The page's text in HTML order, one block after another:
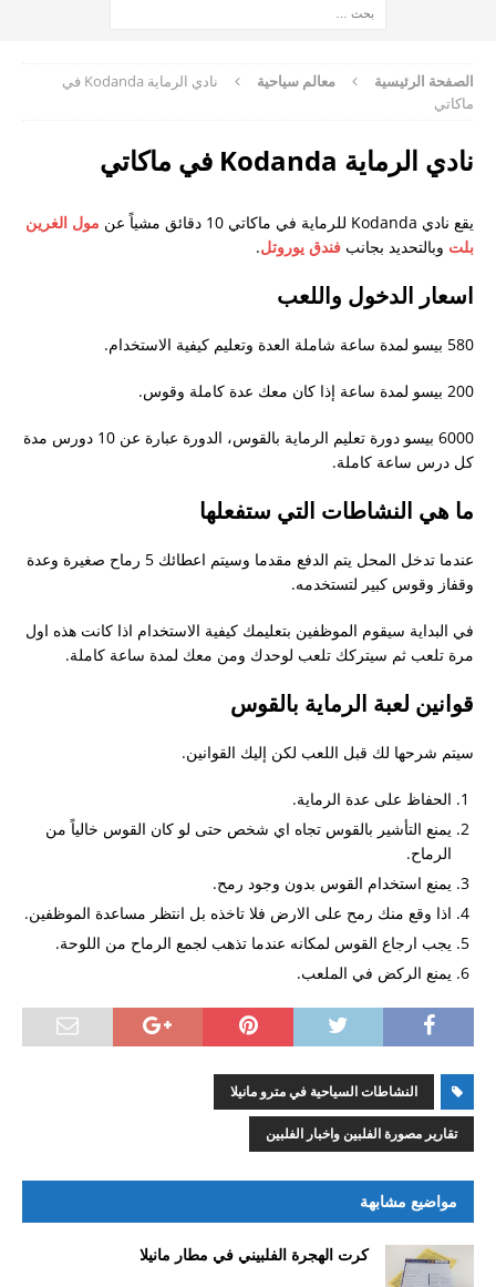
فيزا للفليبين للسوريين
الدول المسموحه لجواز الفلبين
إستفسار حول الفيزا بالنسبة للسعوديين
هل توافق السلطات السعودية على استقدام زوجة
كاثوليكية متزوجة من مسلم؟ و هل ذلك يتطلب اختيار
مسيحية في طلب الاستقدام؟
يرغب في الإقامة في الفلبين
دراسة القانون في الفلبين
طلب مشوره ومساعدة
حصول على فيزا الي الفلبين و انا لبناني
طريقة حصول الجزائري على تأشيرة الفلبين
بوراكاي
اريد عناوين الفنادق الاقتصادية في مانيلا
دراسة الطب في الفلبين
دراسة العلاج الطبيعي
زواج مغربية من سعودي
ليش اغلب الامريكان والاوروبيين معهم فلبينيات
تأشيره الفلبين في عام 2018
الصفحة الرئيسية معالم سياحية
نادي الرماية Kodanda في
ماكاتي
نادي الرماية Kodanda في ماكاتي
يقع نادي Kodanda للرماية في ماكاتي 10 دقائق مشياً عن
مول الغرين
بلت وبالتحديد بجانب فندق يوروتل.
اسعار الدخول واللعب
580 بيسو لمدة ساعة شاملة العدة وتعليم كيفية الاستخدام.
200 بيسو لمدة ساعة إذا كان معك عدة كاملة وقوس.
6000 بيسو دورة تعليم الرماية بالقوس، الدورة عبارة عن 10 دورس مدة
كل درس ساعة كاملة.
ما هي النشاطات التي ستفعلها
عندما تدخل المحل يتم الدفع مقدما وسيتم اعطائك 5 رماح صغيرة وعدة
وقفاز وقوس كبير لتستخدمه.
في البداية سيقوم الموظفين بتعليمك كيفية الاستخدام اذا كانت هذه اول
مرة تلعب ثم سيتركك تلعب لوحدك ومن معك لمدة ساعة كاملة.
قوانين لعبة الرماية بالقوس
سيتم شرحها لك قبل اللعب لكن إليك القوانين.
الحفاظ على عدة الرماية.
يمنع التأشير بالقوس تجاه اي شخص حتى لو كان القوس خالياً من
الرماح.
يمنع استخدام القوس بدون وجود رمح.
اذا وقع منك رمح على الارض فلا تاخذه بل انتظر مساعدة الموظفين.
يجب ارجاع القوس لمكانه عندما تذهب لجمع الرماح من اللوحة.
يمنع الركض في الملعب.
النشاطات السياحية في مترو مانيلا
تقارير مصورة الفلبين واخبار الفلبين
مواضيع مشابهة
كرت الهجرة الفلبيني في مطار مانيلا